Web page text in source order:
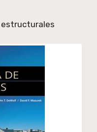
estructurales